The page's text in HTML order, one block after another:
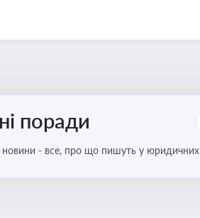
поради
новини - все, про що пишуть у юридичних